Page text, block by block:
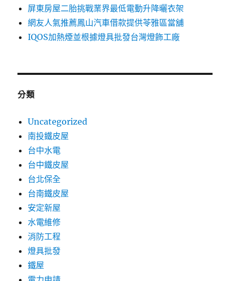
屏東房屋二胎挑戰業界最低電動升降曬衣架
網友人氣推薦鳳山汽車借款提供苓雅區當舖
IQOS加熱煙並根據燈具批發台灣燈飾工廠
分類
Uncategorized
南投鐵皮屋
台中水電
台中鐵皮屋
台北保全
台南鐵皮屋
安定新屋
水電維修
消防工程
燈具批發
鐵屋